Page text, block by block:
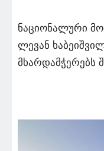
ნაციონალური
ლევან
მხარდამჭერებს